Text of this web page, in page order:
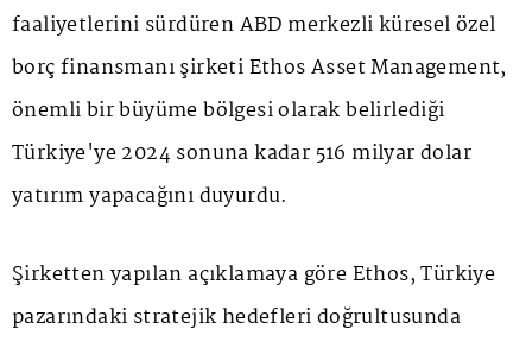
faaliyetlerini sürdüren ABD merkezli küresel özel
borç finansmanı şirketi Ethos Asset Management,
önemli bir büyüme bölgesi olarak belirlediği
Türkiye'ye 2024 sonuna kadar 516 milyar dolar
yatırım yapacağını duyurdu.
Şirketten yapılan açıklamaya göre Ethos, Türkiye
pazarındaki stratejik hedefleri doğrultusunda